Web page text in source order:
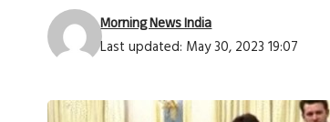
Last updated: May 30, 2023 19:07
Morning News India